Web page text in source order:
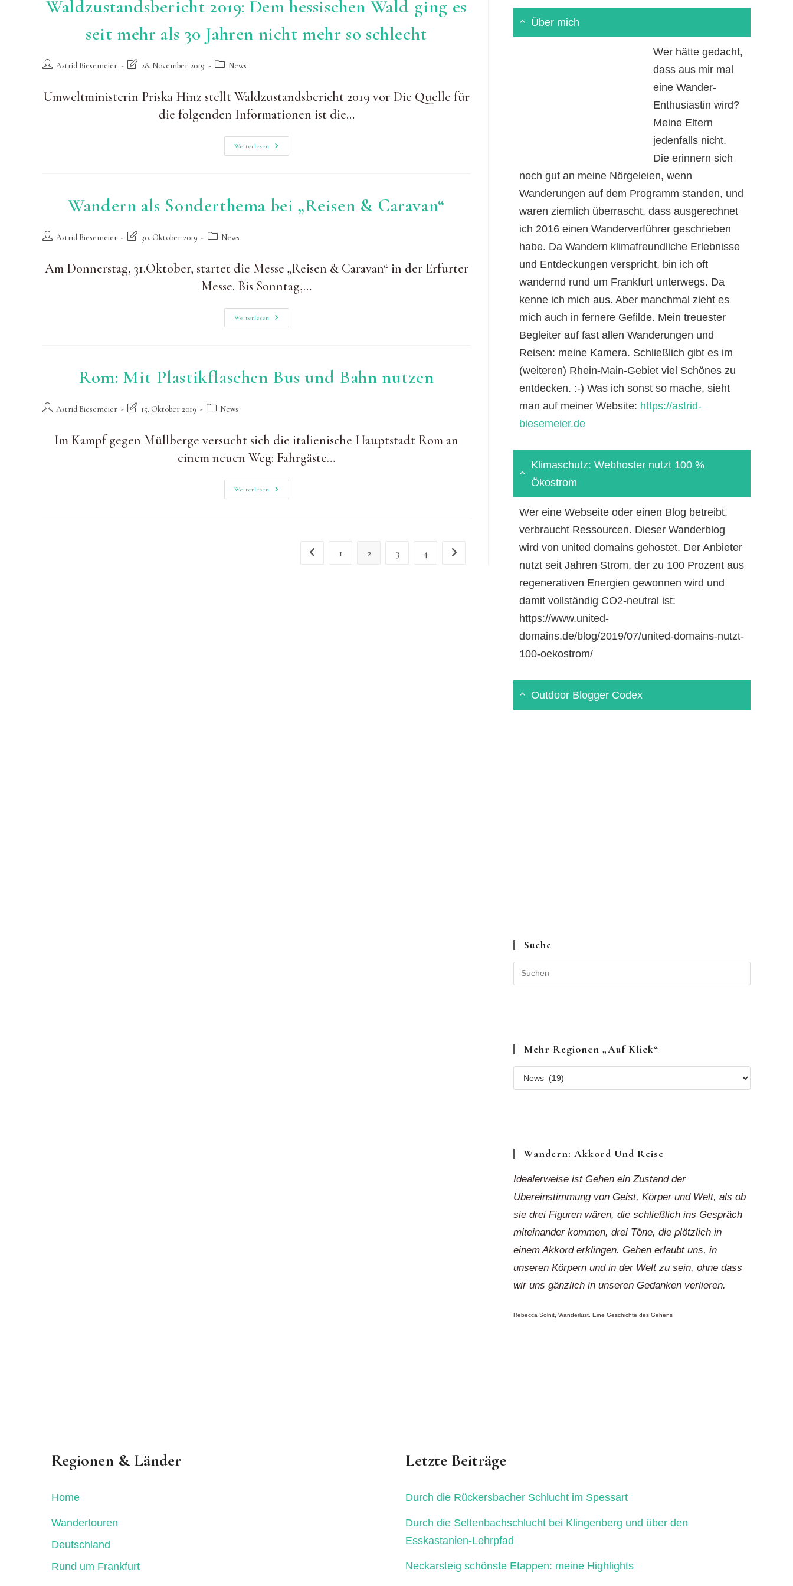
Waldzustandsbericht 2019: Dem hessischen Wald ging es
seit mehr als 30 Jahren nicht mehr so schlecht
Beitrags-Astrid Biesemeier
Beitrag
am:
28. November 2019
Beitrags-
News
Umweltministerin Priska Hinz stellt Waldzustandsbericht 2019 vor Die Quelle für
die folgenden Informationen ist die…
Weiterlesen
Waldzustandsbericht
2019:
Es
Seit
Mehr
Schlecht
Wandern als Sonderthema bei „Reisen & Caravan“
Beitrags-Astrid Biesemeier
Beitrag
am:
30. Oktober 2019
Beitrags-
News
Am Donnerstag, 31.Oktober, startet die Messe „Reisen & Caravan“ in der Erfurter
Messe. Bis Sonntag,…
Weiterlesen
Wandern
Als
Rom: Mit Plastikflaschen Bus und Bahn nutzen
Beitrags-Astrid Biesemeier
Beitrag
am:
15. Oktober 2019
Beitrags-
News
Im Kampf gegen Müllberge versucht sich die italienische Hauptstadt Rom an
einem neuen Weg: Fahrgäste…
Weiterlesen
Rom:
Mit
Gehe zur vorherigen Seite
1 2 3 4 Gehe zur nächsten Seite
Über mich
Wer hätte gedacht,
dass aus mir mal
eine Wander-
Enthusiastin wird?
Meine Eltern
jedenfalls nicht.
Die erinnern sich
noch gut an meine Nörgeleien, wenn
Wanderungen auf dem Programm standen, und
waren ziemlich überrascht, dass ausgerechnet
ich 2016 einen Wanderverführer geschrieben
habe. Da Wandern klimafreundliche Erlebnisse
und Entdeckungen verspricht, bin ich oft
wandernd rund um Frankfurt unterwegs. Da
kenne ich mich aus. Aber manchmal zieht es
mich auch in fernere Gefilde. Mein treuester
Begleiter auf fast allen Wanderungen und
Reisen: meine Kamera. Schließlich gibt es im
(weiteren) Rhein-Main-Gebiet viel Schönes zu
entdecken. :-) Was ich sonst so mache, sieht
man auf meiner Website: https://astrid-
biesemeier.de
Klimaschutz: Webhoster nutzt 100 %
Ökostrom
Wer eine Webseite oder einen Blog betreibt,
verbraucht Ressourcen. Dieser Wanderblog
wird von united domains gehostet. Der Anbieter
nutzt seit Jahren Strom, der zu 100 Prozent aus
regenerativen Energien gewonnen wird und
damit vollständig CO2-neutral ist:
https://www.united-
domains.de/blog/2019/07/united-domains-nutzt-
100-oekostrom/
Outdoor Blogger Codex
Suche
Mehr Regionen „auf Klick“
Mehr
Regionen
Wandern: Akkord Und Reise
Idealerweise ist Gehen ein Zustand der
Übereinstimmung von Geist, Körper und Welt, als ob
sie drei Figuren wären, die schließlich ins Gespräch
miteinander kommen, drei Töne, die plötzlich in
einem Akkord erklingen. Gehen erlaubt uns, in
unseren Körpern und in der Welt zu sein, ohne dass
wir uns gänzlich in unseren Gedanken verlieren.
Rebecca Solnit, Wanderlust. Eine Geschichte des Gehens
Regionen & Länder
Home
Wandertouren
Deutschland
Rund um Frankfurt
Letzte Beiträge
Durch die Rückersbacher Schlucht im Spessart
Durch die Seltenbachschlucht bei Klingenberg und über den
Esskastanien-Lehrpfad
Neckarsteig schönste Etappen: meine Highlights